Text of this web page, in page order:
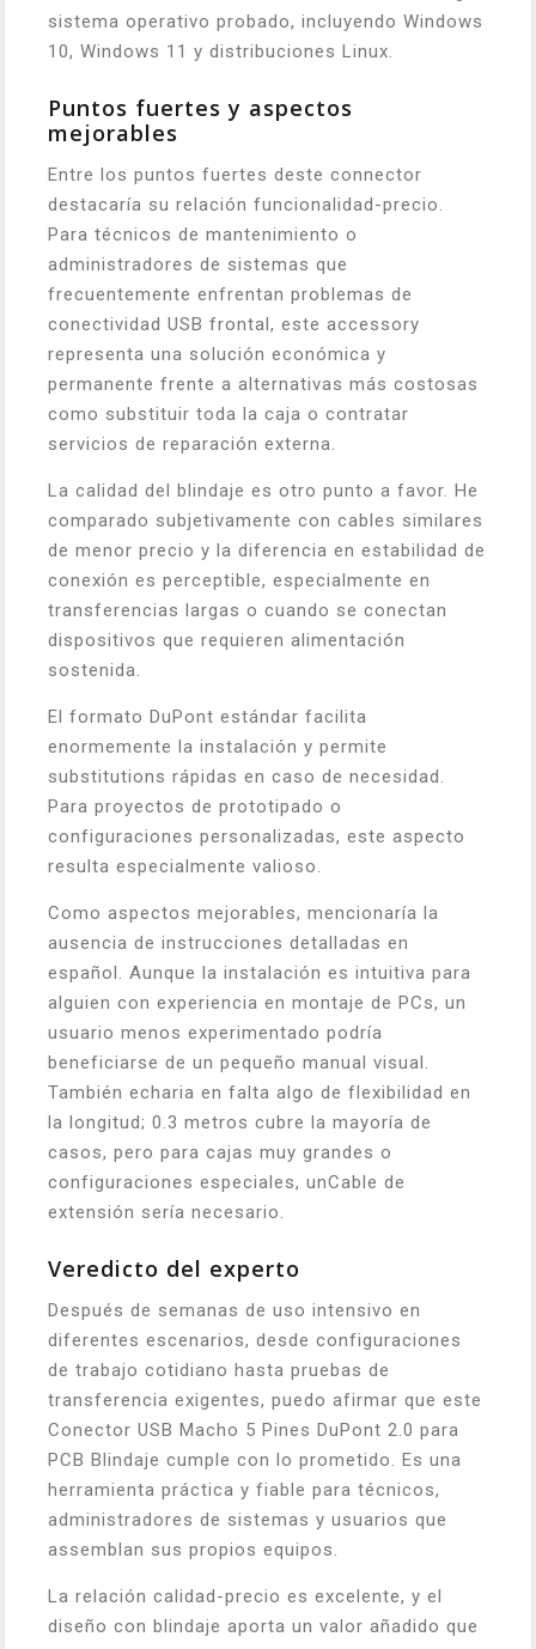
sistema operativo probado, incluyendo Windows
10, Windows 11 y distribuciones Linux.
Puntos fuertes y aspectos
mejorables
Entre los puntos fuertes deste connector
destacaría su relación funcionalidad-precio.
Para técnicos de mantenimiento o
administradores de sistemas que
frecuentemente enfrentan problemas de
conectividad USB frontal, este accessory
representa una solución económica y
permanente frente a alternativas más costosas
como substituir toda la caja o contratar
servicios de reparación externa.
La calidad del blindaje es otro punto a favor. He
comparado subjetivamente con cables similares
de menor precio y la diferencia en estabilidad de
conexión es perceptible, especialmente en
transferencias largas o cuando se conectan
dispositivos que requieren alimentación
sostenida.
El formato DuPont estándar facilita
enormemente la instalación y permite
substitutions rápidas en caso de necesidad.
Para proyectos de prototipado o
configuraciones personalizadas, este aspecto
resulta especialmente valioso.
Como aspectos mejorables, mencionaría la
ausencia de instrucciones detalladas en
español. Aunque la instalación es intuitiva para
alguien con experiencia en montaje de PCs, un
usuario menos experimentado podría
beneficiarse de un pequeño manual visual.
También echaria en falta algo de flexibilidad en
la longitud; 0.3 metros cubre la mayoría de
casos, pero para cajas muy grandes o
configuraciones especiales, unCable de
extensión sería necesario.
Veredicto del experto
Después de semanas de uso intensivo en
diferentes escenarios, desde configuraciones
de trabajo cotidiano hasta pruebas de
transferencia exigentes, puedo afirmar que este
Conector USB Macho 5 Pines DuPont 2.0 para
PCB Blindaje cumple con lo prometido. Es una
herramienta práctica y fiable para técnicos,
administradores de sistemas y usuarios que
assemblan sus propios equipos.
La relación calidad-precio es excelente, y el
diseño con blindaje aporta un valor añadido que